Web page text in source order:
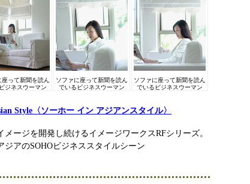
座って新聞を読ん
ジネスウーマン
ソファに座って新聞を読ん
でいるビジネスウーマン
ソファに座って新聞を読ん
でいるビジネスウーマン
Style〈ソーホー イン アジアンスタイル〉
ージを開発し続けるイメージワークスRFシリーズ。
アのSOHOビジネススタイルシーン